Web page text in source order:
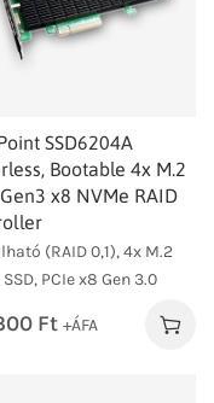
SSD6204A
Bootable 4x M.2
x8 NVMe RAID
(RAID 0,1), 4x M.2
PCIe x8 Gen 3.0
Ft +ÁFA